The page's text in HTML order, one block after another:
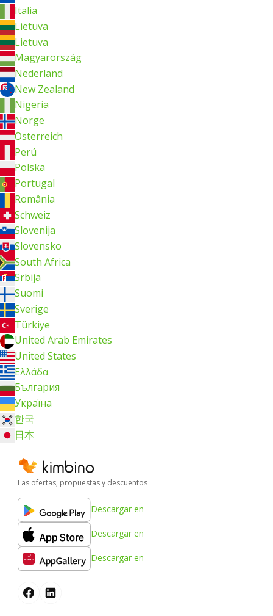
Italia
Lietuva
Lietuva
Magyarország
Nederland
New Zealand
Nigeria
Norge
Österreich
Perú
Polska
Portugal
România
Schweiz
Slovenija
Slovensko
South Africa
Srbija
Suomi
Sverige
Türkiye
United Arab Emirates
United States
Ελλάδα
България
Україна
한국
日本
Las ofertas, propuestas y descuentos
Descargar en
Descargar en
Descargar en